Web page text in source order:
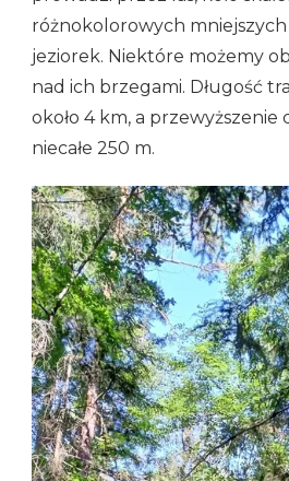
różnokolorowych mniejszych
jeziorek. Niektóre możemy
nad ich brzegami. Długość
około 4 km, a przewyższenie
niecałe 250 m.